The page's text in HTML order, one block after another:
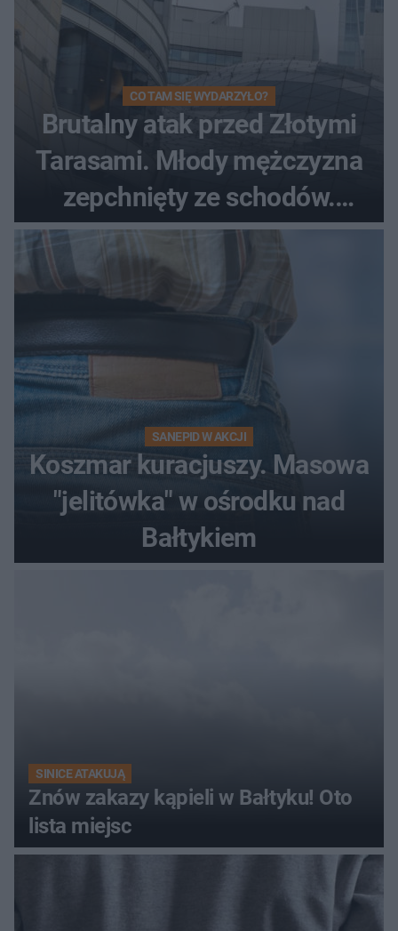
CO TAM SIĘ WYDARZYŁO?
Brutalny atak przed Złotymi
Tarasami. Młody mężczyzna
zepchnięty ze schodów.
Szokujące nagranie krąży po
sieci
SANEPID W AKCJI
Koszmar kuracjuszy. Masowa
"jelitówka" w ośrodku nad
Bałtykiem
SINICE ATAKUJĄ
Znów zakazy kąpieli w Bałtyku! Oto
lista miejsc